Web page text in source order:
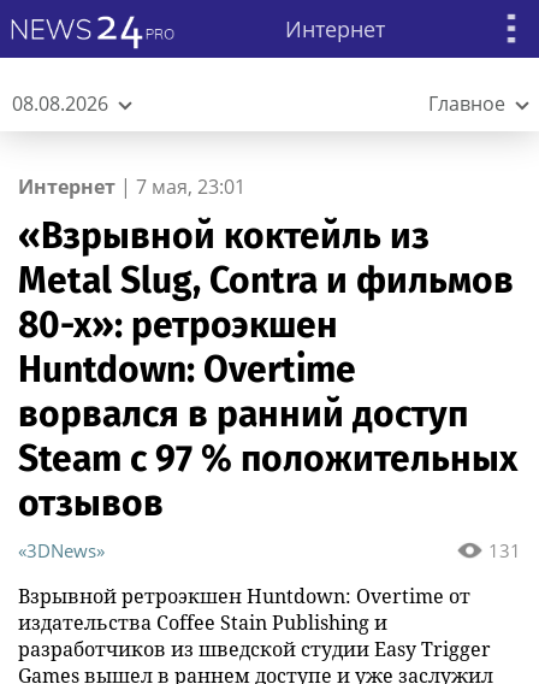
Интернет
08.08.2026 Главное
Интернет | 7 мая, 23:01
«Взрывной коктейль из
Metal Slug, Contra и фильмов
80-х»: ретроэкшен
Huntdown: Overtime
ворвался в ранний доступ
Steam c 97 % положительных
отзывов
131
«3DNews»
Взрывной ретроэкшен Huntdown: Overtime от
издательства Coffee Stain Publishing и
разработчиков из шведской студии Easy Trigger
Games вышел в раннем доступе и уже заслужил